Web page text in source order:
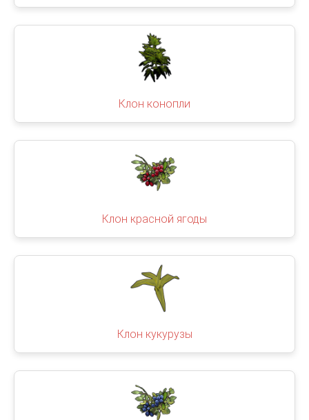
Клон конопли
Клон красной ягоды
Клон кукурузы